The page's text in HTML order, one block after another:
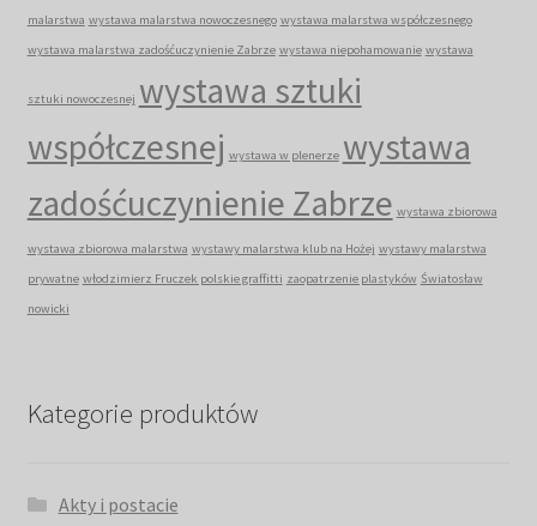
malarstwa wystawa malarstwa nowoczesnego wystawa malarstwa współczesnego
wystawa malarstwa zadośćuczynienie Zabrze wystawa niepohamowanie wystawa
sztuki nowoczesnej wystawa sztuki
współczesnej wystawa w plenerze wystawa
zadośćuczynienie Zabrze wystawa zbiorowa
wystawa zbiorowa malarstwa wystawy malarstwa klub na Hożej wystawy malarstwa
prywatne włodzimierz Fruczek polskie graffitti zaopatrzenie plastyków Światosław
nowicki
Kategorie produktów
Akty i postacie